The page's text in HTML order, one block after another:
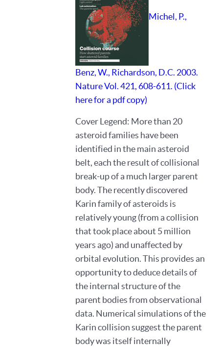
Michel, P.,
Benz, W., Richardson, D.C. 2003.
Nature Vol. 421, 608-611. (Click
here for a pdf copy)
Cover Legend: More than 20
asteroid families have been
identified in the main asteroid
belt, each the result of collisional
break-up of a much larger parent
body. The recently discovered
Karin family of asteroids is
relatively young (from a collision
that took place about 5 million
years ago) and unaffected by
orbital evolution. This provides an
opportunity to deduce details of
the internal structure of the
parent bodies from observational
data. Numerical simulations of the
Karin collision suggest the parent
body was itself internally